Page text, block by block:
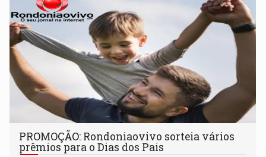
PROMOÇÃO: Rondoniaovivo sorteia vários
prêmios para o Dias dos Pais